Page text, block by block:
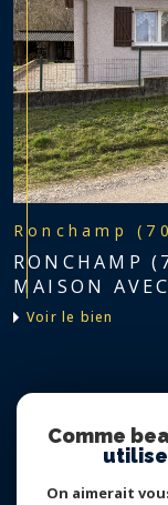
Ronchamp
RONCHAMP
MAISON
voir le bien
Comme
On aimerait